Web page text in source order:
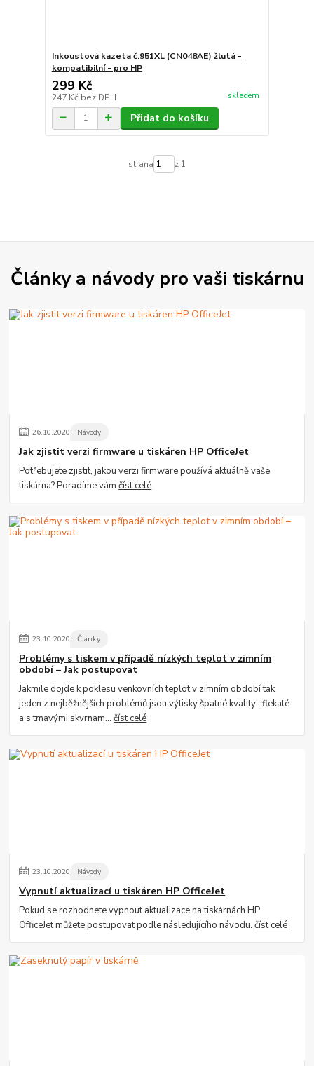
Inkoustová kazeta č.951XL (CN048AE) žlutá -
kompatibilní - pro HP
299 Kč
247 Kč bez DPH skladem
Přidat do košíku
strana z 1
Články a návody pro vaši tiskárnu
26.10.2020 Návody
Jak zjistit verzi firmware u tiskáren HP OfficeJet
Potřebujete zjistit, jakou verzi firmware používá aktuálně vaše
tiskárna? Poradíme vámčíst celé
23.10.2020 Články
Problémy s tiskem v případě nízkých teplot v zimním
období – Jak postupovat
Jakmile dojde k poklesu venkovních teplot v zimním období tak
jeden z nejběžnějších problémů jsou výtisky špatné kvality : flekaté
a s tmavými skvrnam...číst celé
23.10.2020 Návody
Vypnutí aktualizací u tiskáren HP OfficeJet
Pokud se rozhodnete vypnout aktualizace na tiskárnách HP
OfficeJet můžete postupovat podle následujícího návodu.číst celé